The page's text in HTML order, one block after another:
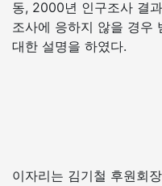
동, 2000년 인구조사 결
조사에 응하지 않을 경우
대한 설명을 하였다.
이자리는 김기철 후원회